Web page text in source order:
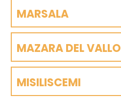
MARSALA
MAZARA DEL VALLO
MISILISCEMI